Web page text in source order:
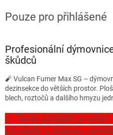
cena:
Pouze pro přihlášené
Profesionální
škůdců
🧨 Vulcan Fumer Max SG –
dezinsekce do větších prostor.
blech, roztočů a dalšího hmyzu
⚠️ Tento produkt je
uživatele s platnou